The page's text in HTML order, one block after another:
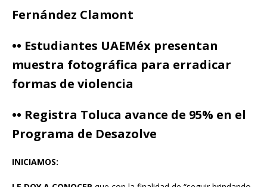
Fernández Clamont
•• Estudiantes UAEMéx presentan
muestra fotográfica para erradicar
formas de violencia
•• Registra Toluca avance de 95% en el
Programa de Desazolve
INICIAMOS: